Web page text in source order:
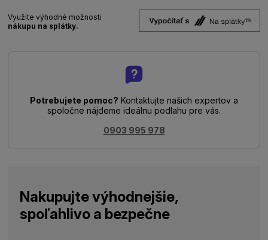
Využite výhodné možnosti
nákupu na splátky.
Potrebujete pomoc? Kontaktujte našich expertov a
spoločne nájdeme ideálnu podlahu pre vás.
0903 995 978
Nakupujte výhodnejšie,
spoľahlivo a bezpečne